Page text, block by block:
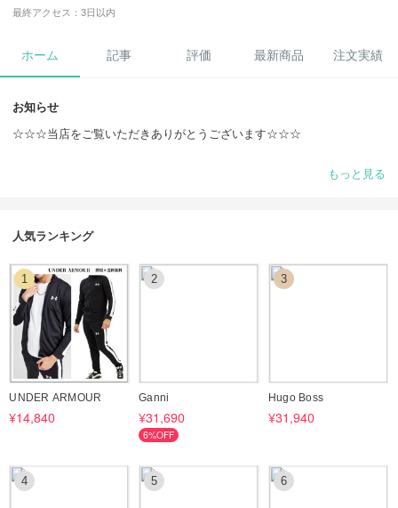
最終アクセス：3日以内
ホーム 記事 評価 最新商品 注文実績
お知らせ
☆☆☆当店をご覧いただきありがとうございます☆☆☆
しますが、延長申請をさせて頂きますので、
☆ご購入の際は、お取引についてをご覧いただきますようよろしくお願
いいたします。
☆万が一の配送事故がご心配な方はBUYMAあんしんプラス
のご利用をお願いいたします。
詳しくはURLをご覧ください。
http://qa.buyma.com/bm/1006.html
☆何かご不明な点等がございましたら、
もっと見る
人気ランキング
1
UNDER ARMOUR
¥14,840
2
Ganni
¥31,690
6%OFF
3
Hugo Boss
¥31,940
4 5 6